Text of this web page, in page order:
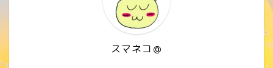
スマネコ＠